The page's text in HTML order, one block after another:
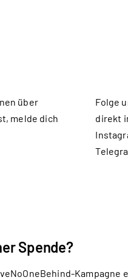
über
melde dich
Folge
direkt
Spende?
Kampagne